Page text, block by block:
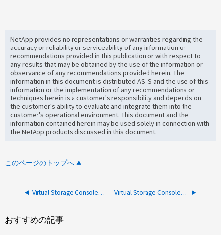
NetApp provides no representations or warranties regarding the
accuracy or reliability or serviceability of any information or
recommendations provided in this publication or with respect to
any results that may be obtained by the use of the information or
observance of any recommendations provided herein. The
information in this document is distributed AS IS and the use of this
information or the implementation of any recommendations or
techniques herein is a customer's responsibility and depends on
the customer's ability to evaluate and integrate them into the
customer's operational environment. This document and the
information contained herein may be used solely in connection with
the NetApp products discussed in this document.
このページのトップへ
Virtual Storage Console（VSC）で一部のリンクモードのvCenterインスタンスが表示されない Virtual Storage Console：接続がタイムアウトしました
おすすめの記事